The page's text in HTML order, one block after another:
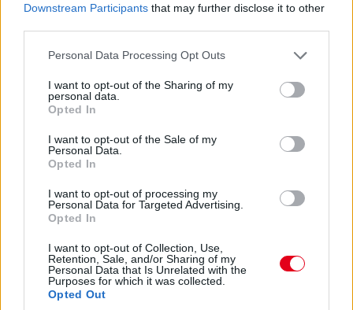
Downstream Participants that may further disclose it to other
Please note that this website/app uses one or more Google
not limited to your visit or usage behaviour. You may click to
grant or deny consent to Google and its third-party tags to
use your data for below specified purposes in below Google
consent section.
Personal Data Processing Opt Outs
I want to opt-out of the Sharing of my
personal data.
Opted In
I want to opt-out of the Sale of my
Personal Data.
Opted In
I want to opt-out of processing my
Personal Data for Targeted Advertising.
Opted In
I want to opt-out of Collection, Use,
Retention, Sale, and/or Sharing of my
Personal Data that Is Unrelated with the
Purposes for which it was collected.
Opted Out
15:45
nyolcadik, 14-15 másodpercre van az előtte haladó Russelltől,
van előtte üres tér, nyomhatja.
Verstappen pillanatokon belül lekörözi Perezt.
Verstappen a bal elsőre panaszkodik, Sainzot majdnem kihívta
kerékcserére a Ferrari, de aztán mégis kint hagyta inkább.
Zajlik a sakkjátszma a pályapozíciókért.